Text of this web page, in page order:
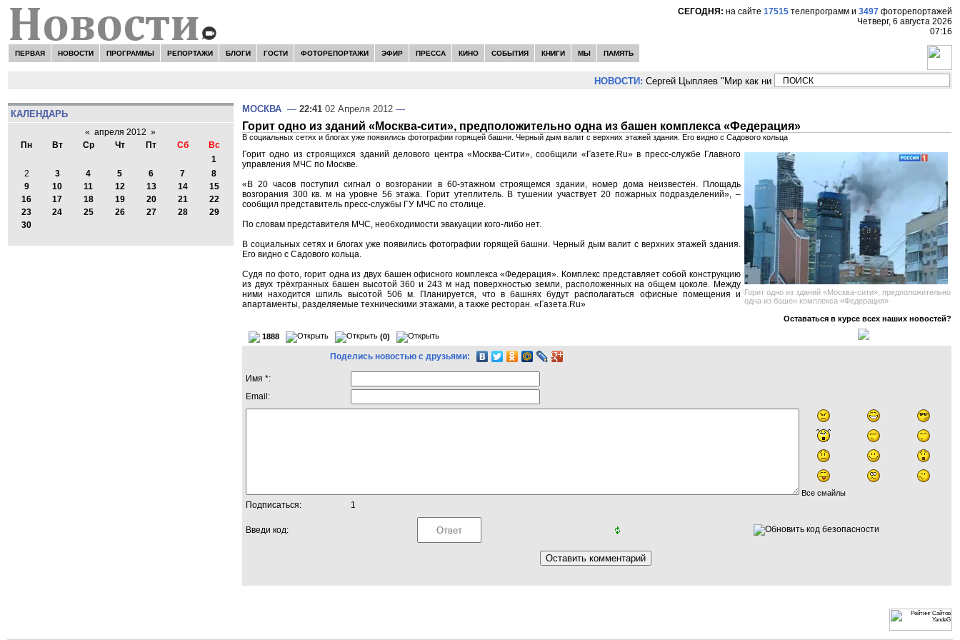
СЕГОДНЯ: на сайте 17515 телепрограмм и 3497 фоторепортажей
Четверг, 6 августа 2026
07:16
ПЕРВАЯ НОВОСТИ ПРОГРАММЫ РЕПОРТАЖИ БЛОГИ ГОСТИ ФОТОРЕПОРТАЖИ ЭФИР ПРЕССА КИНО СОБЫТИЯ КНИГИ МЫ ПАМЯТЬ
НОВОСТИ: Сергей Цыпляев "Мир как никогда близко стоит к угрозе третьей
КАЛЕНДАРЬ
« апреля 2012 »
Пн
Вт Ср Чт Пт Сб
Вс
1
2
3 4 5 6 7
8
9
10 11 12 13 14
15
16
17 18 19 20 21
22
23
24 25 26 27 28
29
30
МОСКВА — 22:41 02 Апреля 2012 —
Горит одно из зданий «Москва-сити», предположительно одна из башен комплекса «Федерация»
В социальных сетях и блогах уже появились фотографии горящей башни. Черный дым валит с верхних этажей здания. Его видно с Садового кольца
Горит одно из зданий «Москва-сити», предположительно
одна из башен комплекса «Федерация»
Горит одно из строящихся зданий делового центра «Москва-Сити», сообщили «Газете.Ru» в пресс-службе Главного
управления МЧС по Москве.
«В 20 часов поступил сигнал о возгорании в 60-этажном строящемся здании, номер дома неизвестен. Площадь
возгорания 300 кв. м на уровне 56 этажа. Горит утеплитель. В тушении участвует 20 пожарных подразделений», –
сообщил представитель пресс-службы ГУ МЧС по столице.
По словам представителя МЧС, необходимости эвакуации кого-либо нет.
В социальных сетях и блогах уже появились фотографии горящей башни. Черный дым валит с верхних этажей здания.
Его видно с Садового кольца.
Судя по фото, горит одна из двух башен офисного комплекса «Федерация». Комплекс представляет собой конструкцию
из двух трёхгранных башен высотой 360 и 243 м над поверхностью земли, расположенных на общем цоколе. Между
ними находится шпиль высотой 506 м. Планируется, что в башнях будут располагаться офисные помещения и
апартаменты, разделяемые техническими этажами, а также ресторан. «Газета.Ru»
Оставаться в курсе всех наших новостей?
1888 (0)
Поделись новостью с друзьями:
Имя *:
Email:
Все смайлы
Подписаться: 1
Введи код: